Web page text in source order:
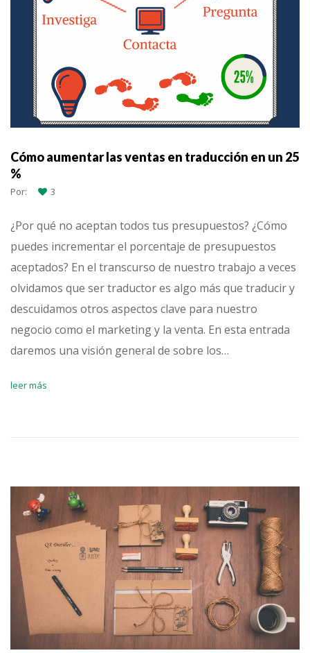
Cómo aumentar las ventas en traducción en un 25
%
Por: 3
¿Por qué no aceptan todos tus presupuestos? ¿Cómo
puedes incrementar el porcentaje de presupuestos
aceptados? En el transcurso de nuestro trabajo a veces
olvidamos que ser traductor es algo más que traducir y
descuidamos otros aspectos clave para nuestro
negocio como el marketing y la venta. En esta entrada
daremos una visión general de sobre los…
leer más